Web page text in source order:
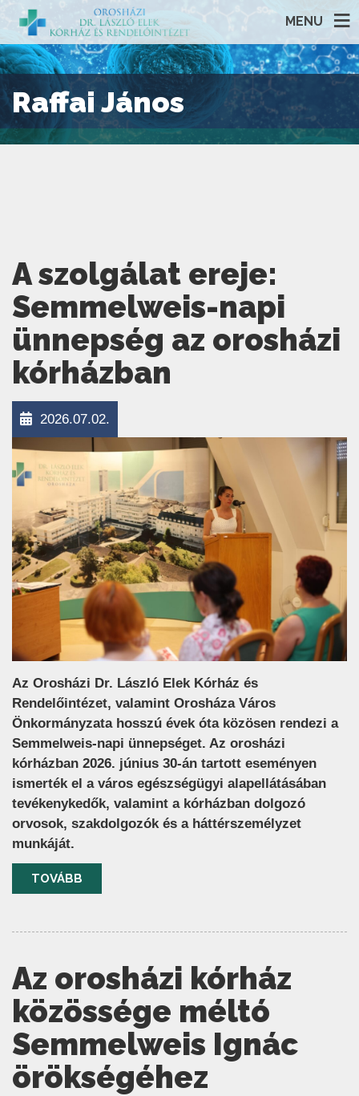
MENU
Raffai János
A szolgálat ereje:
Semmelweis-napi
ünnepség az orosházi
kórházban
2026.07.02.
Az Orosházi Dr. László Elek Kórház és
Rendelőintézet, valamint Orosháza Város
Önkormányzata hosszú évek óta közösen rendezi a
Semmelweis-napi ünnepséget. Az orosházi
kórházban 2026. június 30-án tartott eseményen
ismerték el a város egészségügyi alapellátásában
tevékenykedők, valamint a kórházban dolgozó
orvosok, szakdolgozók és a háttérszemélyzet
munkáját.
TOVÁBB
Az orosházi kórház
közössége méltó
Semmelweis Ignác
örökségéhez